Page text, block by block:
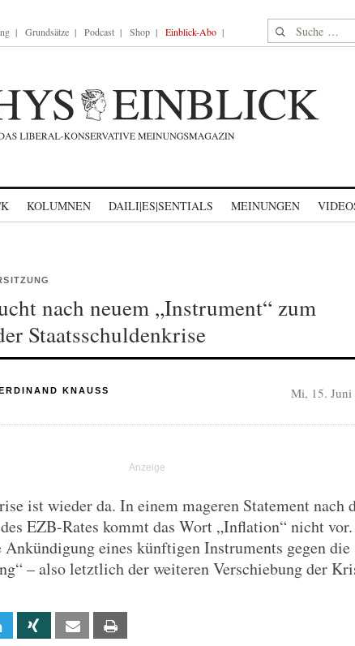
Grundsätze Podcast Shop Einblick-Abo Suche nach:
KOLUMNEN DAILI|ES|SENTIALS MEINUNGEN
nach neuem „Instrument“ zum
Staatsschuldenkrise
KNAUSS Mi, 15. Juni
ist wieder da. In einem mageren Statement nach
EZB-Rates kommt das Wort „Inflation“ nicht vor.
Ankündigung eines künftigen Instruments gegen die
– also letztlich der weiteren Verschiebung der
Linkedin Xing Email